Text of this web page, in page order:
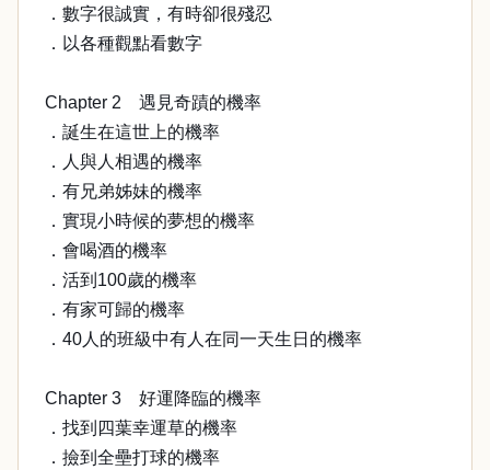
．數字很誠實，有時卻很殘忍
．以各種觀點看數字
Chapter 2 遇見奇蹟的機率
．誕生在這世上的機率
．人與人相遇的機率
．有兄弟姊妹的機率
．實現小時候的夢想的機率
．會喝酒的機率
．活到100歲的機率
．有家可歸的機率
．40人的班級中有人在同一天生日的機率
Chapter 3 好運降臨的機率
．找到四葉幸運草的機率
．撿到全壘打球的機率